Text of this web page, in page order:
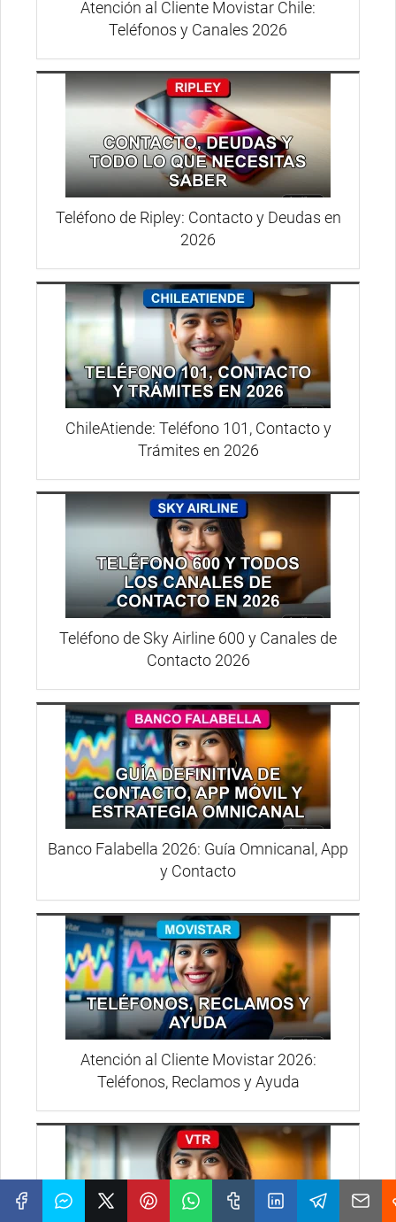
Atención al Cliente Movistar Chile:
Teléfonos y Canales 2026
Teléfono de Ripley: Contacto y Deudas en
2026
ChileAtiende: Teléfono 101, Contacto y
Trámites en 2026
Teléfono de Sky Airline 600 y Canales de
Contacto 2026
Banco Falabella 2026: Guía Omnicanal, App
y Contacto
Atención al Cliente Movistar 2026:
Teléfonos, Reclamos y Ayuda